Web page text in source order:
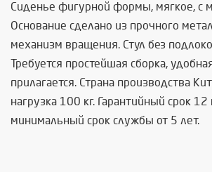
Сиденье фигурной формы, мягкое, с
Основание сделано из прочного
механизм вращения. Стул без
Требуется простейшая сборка,
прилагается. Страна производства
нагрузка 100 кг. Гарантийный срок
минимальный срок службы от 5 лет.